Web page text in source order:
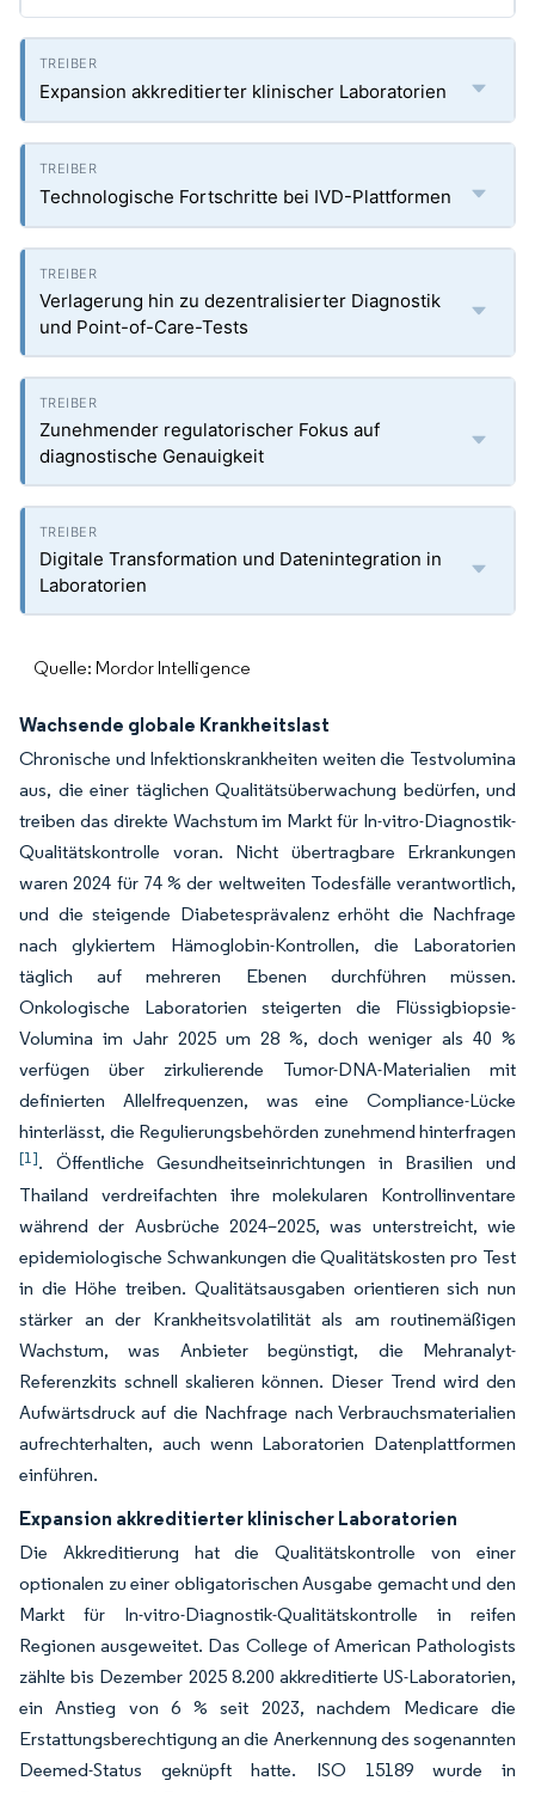
Expansion akkreditierter klinischer Laboratorien
Technologische Fortschritte bei IVD-Plattformen
Verlagerung hin zu dezentralisierter Diagnostik
und Point-of-Care-Tests
Zunehmender regulatorischer Fokus auf
diagnostische Genauigkeit
Digitale Transformation und Datenintegration in
Laboratorien
Quelle: Mordor Intelligence
Wachsende globale Krankheitslast
Chronische und Infektionskrankheiten weiten die Testvolumina
aus, die einer täglichen Qualitätsüberwachung bedürfen, und
treiben das direkte Wachstum im Markt für In-vitro-Diagnostik-
Qualitätskontrolle voran. Nicht übertragbare Erkrankungen
waren 2024 für 74 % der weltweiten Todesfälle verantwortlich,
und die steigende Diabetesprävalenz erhöht die Nachfrage
nach glykiertem Hämoglobin-Kontrollen, die Laboratorien
täglich auf mehreren Ebenen durchführen müssen.
Onkologische Laboratorien steigerten die Flüssigbiopsie-
Volumina im Jahr 2025 um 28 %, doch weniger als 40 %
verfügen über zirkulierende Tumor-DNA-Materialien mit
definierten Allelfrequenzen, was eine Compliance-Lücke
hinterlässt, die Regulierungsbehörden zunehmend hinterfragen
[1]. Öffentliche Gesundheitseinrichtungen in Brasilien und
Thailand verdreifachten ihre molekularen Kontrollinventare
während der Ausbrüche 2024–2025, was unterstreicht, wie
epidemiologische Schwankungen die Qualitätskosten pro Test
in die Höhe treiben. Qualitätsausgaben orientieren sich nun
stärker an der Krankheitsvolatilität als am routinemäßigen
Wachstum, was Anbieter begünstigt, die Mehranalyt-
Referenzkits schnell skalieren können. Dieser Trend wird den
Aufwärtsdruck auf die Nachfrage nach Verbrauchsmaterialien
aufrechterhalten, auch wenn Laboratorien Datenplattformen
einführen.
Expansion akkreditierter klinischer Laboratorien
Die Akkreditierung hat die Qualitätskontrolle von einer
optionalen zu einer obligatorischen Ausgabe gemacht und den
Markt für In-vitro-Diagnostik-Qualitätskontrolle in reifen
Regionen ausgeweitet. Das College of American Pathologists
zählte bis Dezember 2025 8.200 akkreditierte US-Laboratorien,
ein Anstieg von 6 % seit 2023, nachdem Medicare die
Erstattungsberechtigung an die Anerkennung des sogenannten
Deemed-Status geknüpft hatte. ISO 15189 wurde in